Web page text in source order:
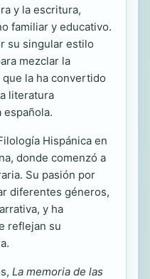
y la escritura,
familiar y educativo.
su singular estilo
mezclar la
la ha convertido
literatura
española.
Hispánica en
donde comenzó a
Su pasión por
diferentes géneros,
y ha
reflejan su
La memoria de las